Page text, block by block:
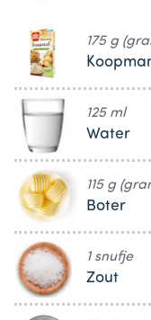
175 g
125 ml
Water
115 g
Boter
1 snufje
Zout